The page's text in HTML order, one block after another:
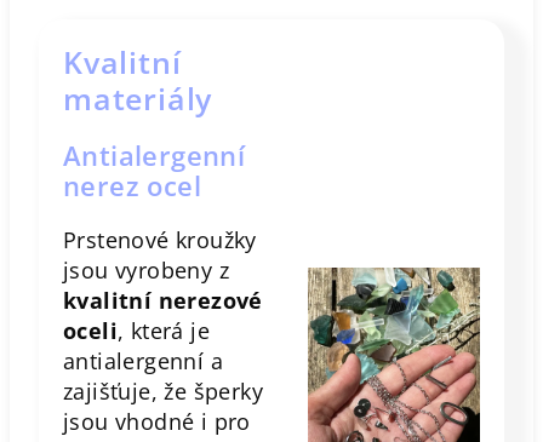
Kvalitní
materiály
Antialergenní
nerez ocel
Prstenové kroužky
jsou vyrobeny z
kvalitní nerezové
oceli, která je
antialergenní a
zajišťuje, že šperky
jsou vhodné i pro